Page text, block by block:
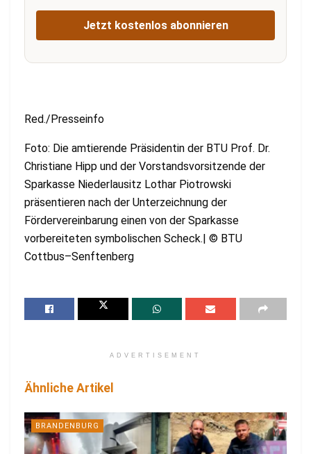
Jetzt kostenlos abonnieren
Red./Presseinfo
Foto: Die amtierende Präsidentin der BTU Prof. Dr.
Christiane Hipp und der Vorstandsvorsitzende der
Sparkasse Niederlausitz Lothar Piotrowski
präsentieren nach der Unterzeichnung der
Fördervereinbarung einen von der Sparkasse
vorbereiteten symbolischen Scheck.| © BTU
Cottbus–Senftenberg
ADVERTISEMENT
Ähnliche Artikel
BRANDENBURG